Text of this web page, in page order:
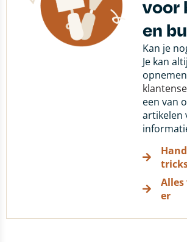
voor
en
Kan je
Je kan
een van
artikelen
Alles
er